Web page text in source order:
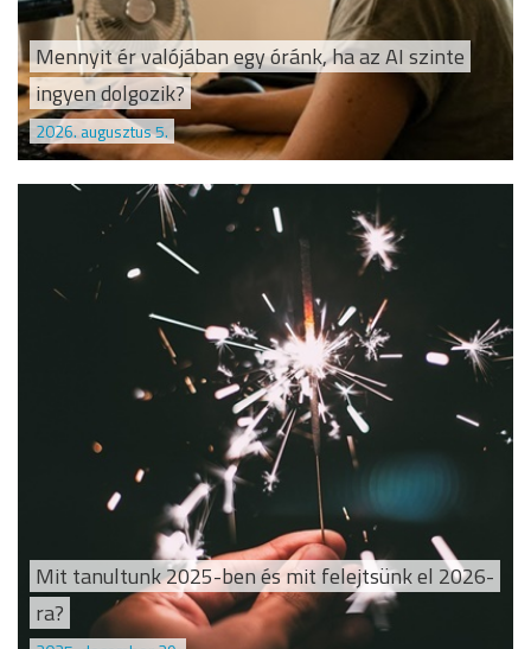
Mennyit ér valójában egy óránk, ha az AI szinte
ingyen dolgozik?
2026. augusztus 5.
Mit tanultunk 2025-ben és mit felejtsünk el 2026-
ra?